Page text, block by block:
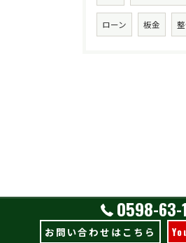
ローン 板金
0598-63-
お問い合わせはこちら